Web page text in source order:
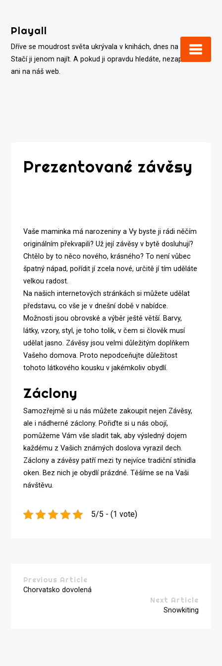
contentPlayall
Dříve se moudrost světa ukrývala v knihách, dnes na internetu.
Stačí ji jenom najít. A pokud ji opravdu hledáte, nezapomeňte
ani na náš web.
Prezentované závěsy
Vaše maminka má narozeniny a Vy byste ji rádi něčím
originálním překvapili? Už její závěsy v bytě dosluhují?
Chtělo by to něco nového, krásného? To není vůbec
špatný nápad, pořídit jí zcela nové, určitě jí tím uděláte
velkou radost.
Na našich internetových stránkách si můžete udělat
představu, co vše je v dnešní době v nabídce.
Možnosti jsou obrovské a výběr ještě větší. Barvy,
látky, vzory, styl, je toho tolik, v čem si člověk musí
udělat jasno. Závěsy jsou velmi důležitým doplňkem
Vašeho domova. Proto nepodceňujte důležitost
tohoto látkového kousku v jakémkoliv obydlí.
Záclony
Samozřejmě si u nás můžete zakoupit nejen Závěsy,
ale i nádherné záclony. Pořiďte si u nás obojí,
pomůžeme Vám vše sladit tak, aby výsledný dojem
každému z Vašich známých doslova vyrazil dech.
Záclony a závěsy patří mezi ty nejvíce tradiční stínidla
oken. Bez nich je obydlí prázdné. Těšíme se na Vaši
návštěvu.
5/5 - (1 vote)
Previous Article
Chorvatsko dovolená
Next Article
Snowkiting